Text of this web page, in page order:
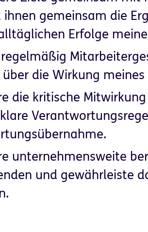
gemeinsam die
Erfolge
über die Wirkung
die kritische
unternehmensweite
und gewährleiste